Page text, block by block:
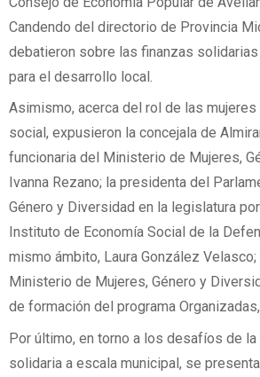
Candendo del directorio de Provincia
debatieron sobre las finanzas
para el desarrollo local.
Asimismo, acerca del rol de las mujeres
social, expusieron la concejala de
funcionaria del Ministerio de Mujeres,
Ivanna Rezano; la presidenta del
Género y Diversidad en la legislatura
Instituto de Economía Social de la
mismo ámbito, Laura González Velasco;
Ministerio de Mujeres, Género y
de formación del programa
Por último, en torno a los desafíos de
solidaria a escala municipal, se